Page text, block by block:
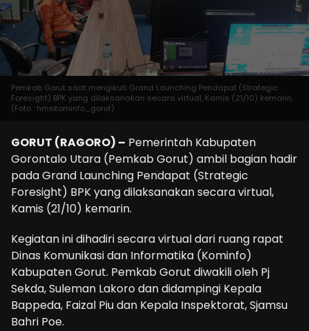
Pemkab Gorut saat mengikuti Grand Launching Pendapat (Strategic
Foresight) BPK yang dilaksanakan secara virtual, Kamis (21/10) kemarin.
(Foto : hmskominfo_gorut)
GORUT (RAGORO) – Pemerintah Kabupaten
Gorontalo Utara (Pemkab Gorut) ambil bagian hadir
pada Grand Launching Pendapat (Strategic
Foresight) BPK yang dilaksanakan secara virtual,
Kamis (21/10) kemarin.
Kegiatan ini dihadiri secara virtual dari ruang rapat
Dinas Komunikasi dan Informatika (Kominfo)
Kabupaten Gorut. Pemkab Gorut diwakili oleh Pj
Sekda, Suleman Lakoro dan didampingi Kepala
Bappeda, Faizal Piu dan Kepala Inspektorat, Sjamsu
Bahri Poe.